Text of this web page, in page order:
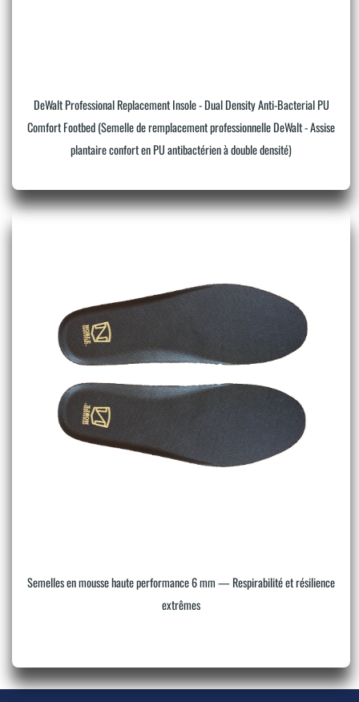
DeWalt Professional Replacement Insole - Dual Density Anti-Bacterial PU
Comfort Footbed (Semelle de remplacement professionnelle DeWalt - Assise
plantaire confort en PU antibactérien à double densité)
Semelles en mousse haute performance 6 mm — Respirabilité et résilience
extrêmes